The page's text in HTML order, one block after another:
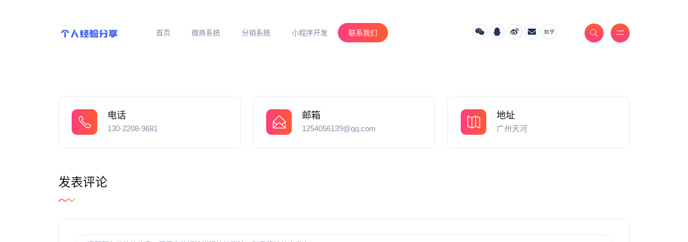
首页 微商系统 分销系统 小程序开发 联系我们
电话
130-2208-9681
邮箱
1254056139@qq.com
地址
广州天河
发表评论